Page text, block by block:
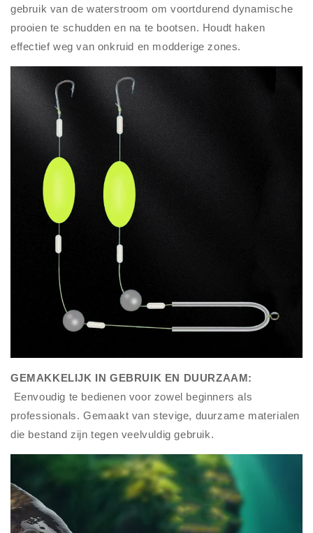
gebruik van de waterstroom om voortdurend dynamische
prooien te schudden en na te bootsen. Houdt haken
effectief weg van onkruid en modderige zones.
GEMAKKELIJK IN GEBRUIK EN DUURZAAM:
Eenvoudig te bedienen voor zowel beginners als
professionals. Gemaakt van stevige, duurzame materialen
die bestand zijn tegen veelvuldig gebruik.